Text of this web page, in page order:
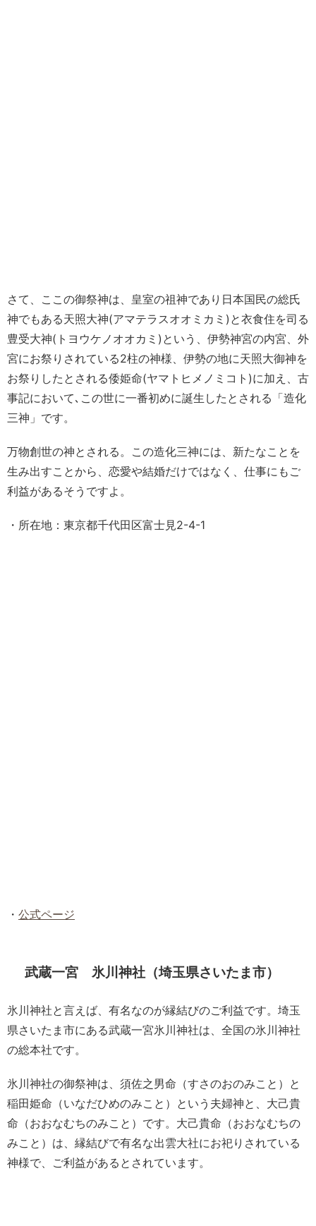
さて、ここの御祭神は、皇室の祖神であり日本国民の総氏
神でもある天照大神(アマテラスオオミカミ)と衣食住を司る
豊受大神(トヨウケノオオカミ)という、伊勢神宮の内宮、外
宮にお祭りされている2柱の神様、伊勢の地に天照大御神を
お祭りしたとされる倭姫命(ヤマトヒメノミコト)に加え、古
事記において､この世に一番初めに誕生したとされる「造化
三神」です。
万物創世の神とされる。この造化三神には、新たなことを
生み出すことから、恋愛や結婚だけではなく、仕事にもご
利益があるそうですよ。
・所在地：東京都千代田区富士見2-4-1
・ 公式ページ
武蔵一宮 氷川神社（埼玉県さいたま市）
氷川神社と言えば、有名なのが縁結びのご利益です。埼玉
県さいたま市にある武蔵一宮氷川神社は、全国の氷川神社
の総本社です。
氷川神社の御祭神は、須佐之男命（すさのおのみこと）と
稲田姫命（いなだひめのみこと）という夫婦神と、大己貴
命（おおなむちのみこと）です。大己貴命（おおなむちの
みこと）は、縁結びで有名な出雲大社にお祀りされている
神様で、ご利益があるとされています。